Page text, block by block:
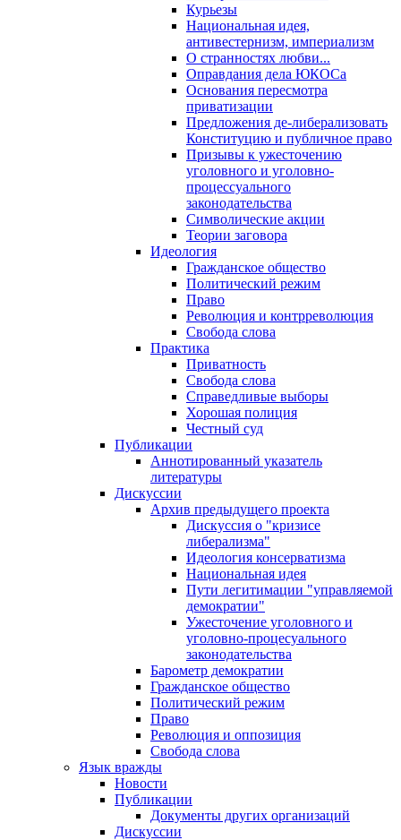
Курьезы
Национальная идея,
антивестернизм, империализм
О странностях любви...
Оправдания дела ЮКОСа
Основания пересмотра
приватизации
Предложения де-либерализовать
Конституцию и публичное право
Призывы к ужесточению
уголовного и уголовно-
процессуального
законодательства
Символические акции
Теории заговора
Идеология
Гражданское общество
Политический режим
Право
Революция и контрреволюция
Свобода слова
Практика
Приватность
Свобода слова
Справедливые выборы
Хорошая полиция
Честный суд
Публикации
Аннотированный указатель
литературы
Дискуссии
Архив предыдущего проекта
Дискуссия о "кризисе
либерализма"
Идеология консерватизма
Национальная идея
Пути легитимации "управляемой
демократии"
Ужесточение уголовного и
уголовно-процесуального
законодательства
Барометр демократии
Гражданское общество
Политический режим
Право
Революция и оппозиция
Свобода слова
Язык вражды
Новости
Публикации
Документы других организаций
Дискуссии